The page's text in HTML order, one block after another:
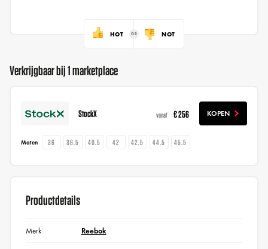
HOT NOT
Verkrijgbaar bij 1 marketplace
StockX vanaf € 256 KOPEN
Maten 36 36.5 40.5 42 42.5 44.5 45.5
Productdetails
Merk Reebok